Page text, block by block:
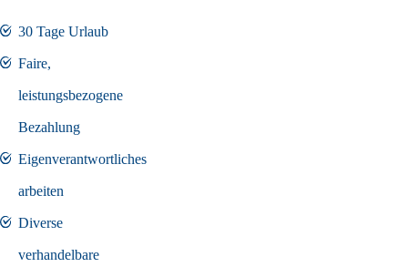
30 Tage Urlaub
Faire,
leistungsbezogene
Bezahlung
Eigenverantwortliches
arbeiten
Diverse
verhandelbare